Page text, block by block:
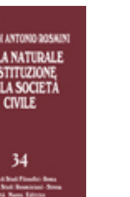
AL CARRELLO